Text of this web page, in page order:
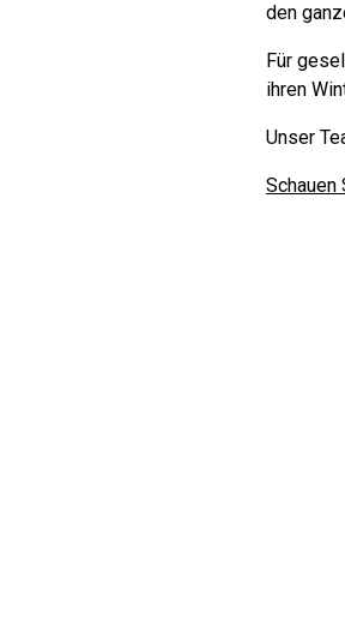
den
Für
ihren
Unser
Schauen